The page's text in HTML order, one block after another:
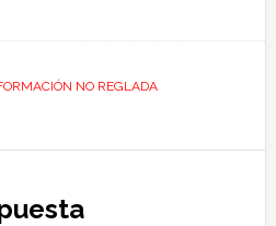
NO REGLADA